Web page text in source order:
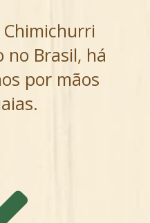
Brasil, há
por mãos